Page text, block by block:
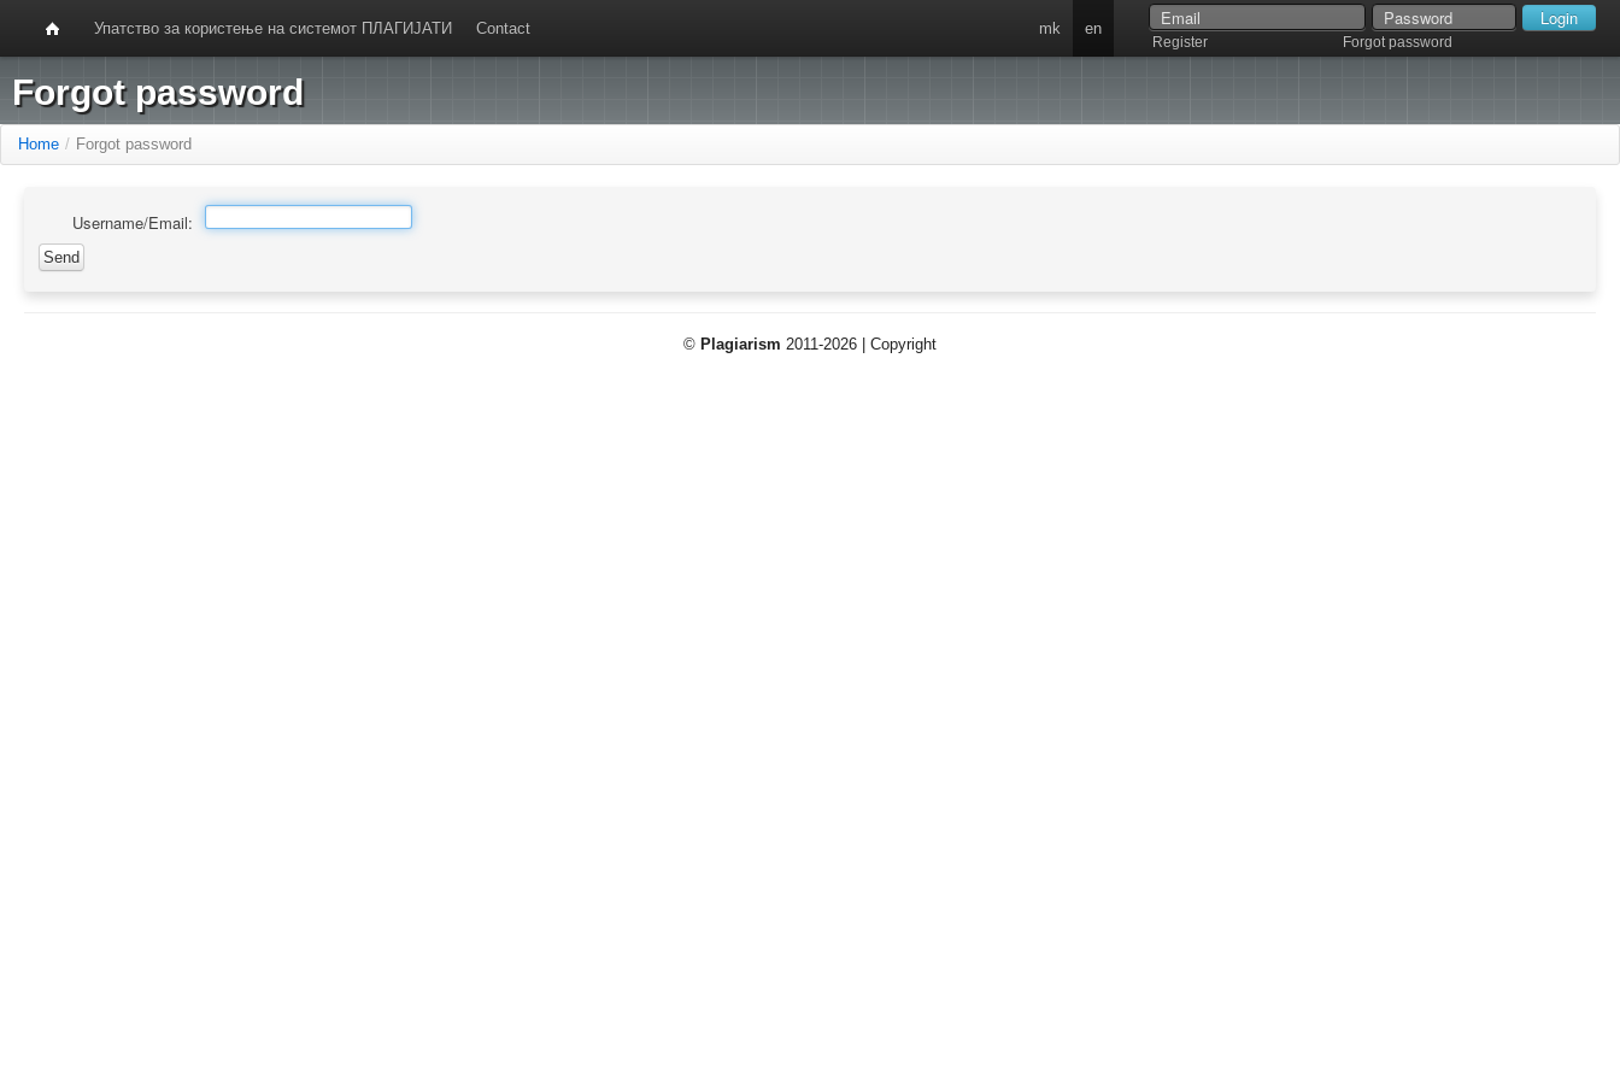
Упатство за користење на системот ПЛАГИЈАТИ Contact
Register Forgot password
mk en
Forgot password
Home / Forgot password
Username/Email:
© Plagiarism 2011-2026 | Copyright